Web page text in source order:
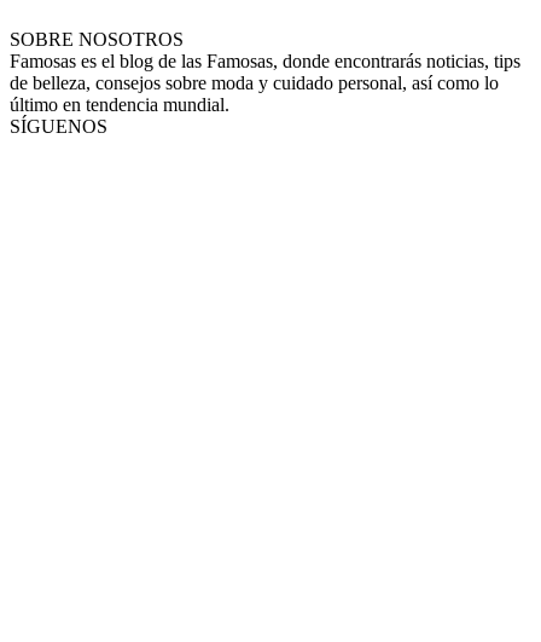
SOBRE NOSOTROS
Famosas es el blog de las Famosas, donde encontrarás noticias, tips
de belleza, consejos sobre moda y cuidado personal, así como lo
último en tendencia mundial.
SÍGUENOS